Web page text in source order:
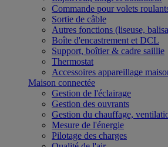
Commande pour volets
Sortie de câble
Autres fonctions (liseuse,
Boîte d'encastrement et DCL
Support, boîtier & cadre saillie
Thermostat
Accessoires appareillage
Maison connectée
Gestion de l'éclairage
Gestion des ouvrants
Gestion du chauffage,
Mesure de l'énergie
Pilotage des charges